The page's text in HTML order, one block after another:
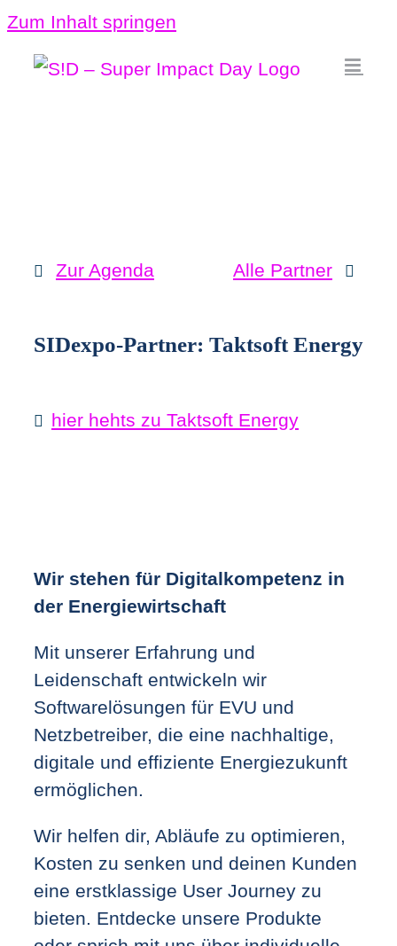
Zum Inhalt springen
Zur Agenda Alle Partner
SIDexpo-Partner: Taktsoft Energy
hier hehts zu Taktsoft Energy
Wir stehen für Digitalkompetenz in
der Energiewirtschaft
Mit unserer Erfahrung und
Leidenschaft entwickeln wir
Softwarelösungen für EVU und
Netzbetreiber, die eine nachhaltige,
digitale und effiziente Energiezukunft
ermöglichen.
Wir helfen dir, Abläufe zu optimieren,
Kosten zu senken und deinen Kunden
eine erstklassige User Journey zu
bieten. Entdecke unsere Produkte